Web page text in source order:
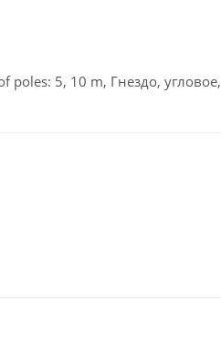
5, 10 m, Гнездо, угловое,